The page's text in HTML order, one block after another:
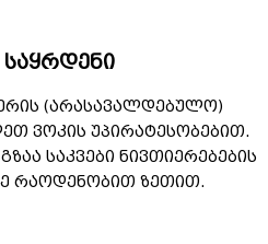
საყრდენი
(არასავალდებულო)
ვოკის უპირატესობებით.
საკვები ნივთიერებების
რაოდენობით ზეთით.